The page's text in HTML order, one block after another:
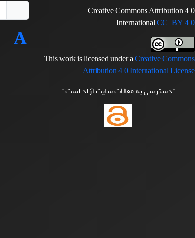
Creative Commons Attribution 4.0
InternationalCC-BY 4.0
This work is licensed under aCreative Commons
Attribution 4.0 International License
.
"دسترسی به مقالات سایت آزاد است"